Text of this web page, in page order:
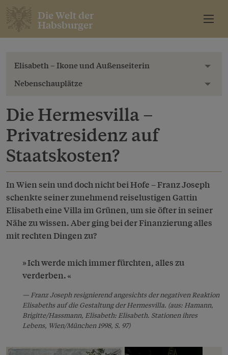
Die Welt der
Habsburger
Elisabeth – Ikone und Außenseiterin
Nebenschauplätze
Die Hermesvilla –
Privatresidenz auf
Staatskosten?
In Wien sein und doch nicht bei Hofe – Franz Joseph
schenkte seiner zunehmend reiselustigen Gattin
Elisabeth eine Villa im Grünen, um sie öfter in seiner
Nähe zu wissen. Aber ging bei der Finanzierung alles
mit rechten Dingen zu?
Ich werde mich immer fürchten, alles zu
verderben.
Franz Joseph resignierend angesichts der negativen Reaktion
Elisabeths auf die Gestaltung der Hermesvilla. (aus: Hamann,
Brigitte/Hassmann, Elisabeth: Elisabeth. Stationen ihres
Lebens, Wien/München 1998, S. 97)